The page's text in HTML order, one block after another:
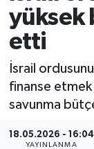
yüksek
etti
İsrail
finanse etmek
savunma
18.05.2026 - 16:04
YAYINLANMA
Eğitim
Ekonomi
Genel
Gündem
Haber